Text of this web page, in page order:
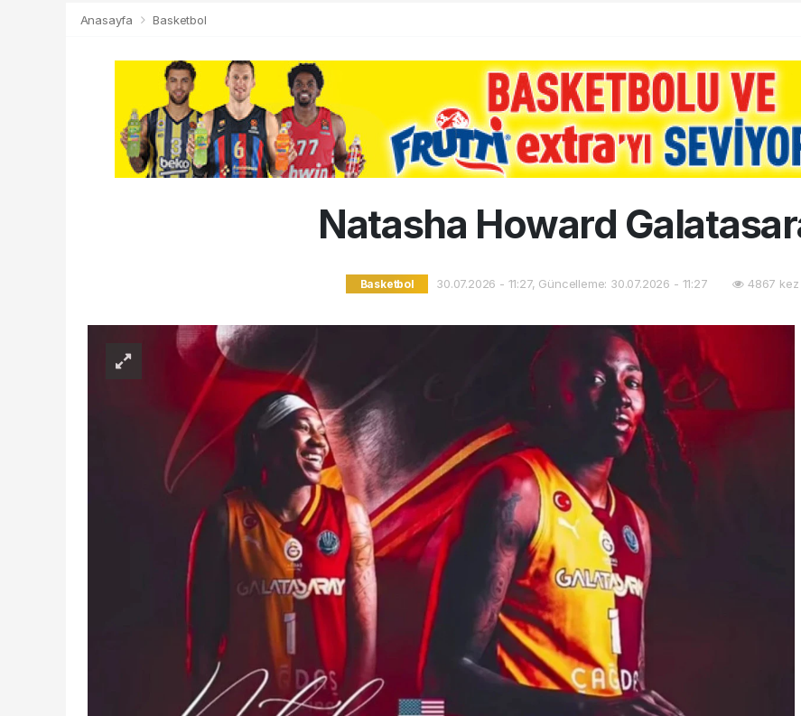
Anasayfa Basketbol
Natasha Howard
Basketbol 30.07.2026 - 11:27, Güncelleme: 30.07.2026 - 11:27 4867